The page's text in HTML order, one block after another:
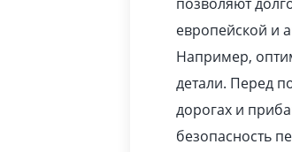
европейской и
Например,
детали. Перед
дорогах и
безопасность